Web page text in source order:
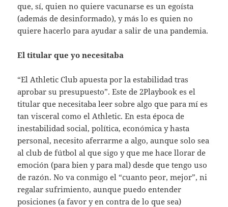
que, sí, quien no quiere vacunarse es un egoísta
(además de desinformado), y más lo es quien no
quiere hacerlo para ayudar a salir de una pandemia.
El titular que yo necesitaba
“El Athletic Club apuesta por la estabilidad tras
aprobar su presupuesto”. Este de 2Playbook es el
titular que necesitaba leer sobre algo que para mí es
tan visceral como el Athletic. En esta época de
inestabilidad social, política, económica y hasta
personal, necesito aferrarme a algo, aunque solo sea
al club de fútbol al que sigo y que me hace llorar de
emoción (para bien y para mal) desde que tengo uso
de razón. No va conmigo el “cuanto peor, mejor”, ni
regalar sufrimiento, aunque puedo entender
posiciones (a favor y en contra de lo que sea)